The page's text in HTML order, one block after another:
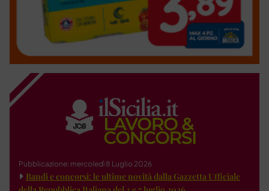
Pubblicazione: mercoledì 8 Luglio 2026
Bandi e concorsi: le ultime novità dalla Gazzetta Ufficiale